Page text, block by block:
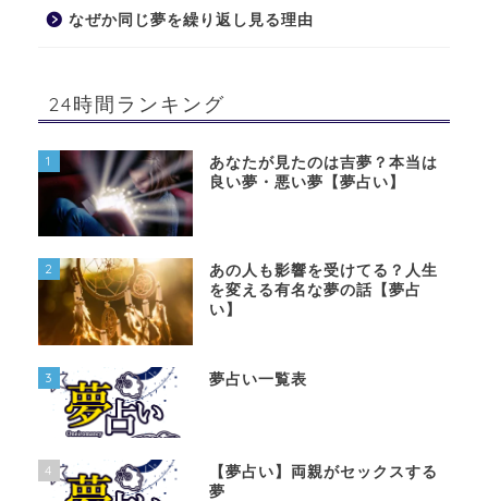
なぜか同じ夢を繰り返し見る理由
24時間ランキング
1
あなたが見たのは吉夢？本当は
良い夢・悪い夢【夢占い】
2
あの人も影響を受けてる？人生
を変える有名な夢の話【夢占
い】
3 夢占い一覧表
4
【夢占い】両親がセックスする
夢